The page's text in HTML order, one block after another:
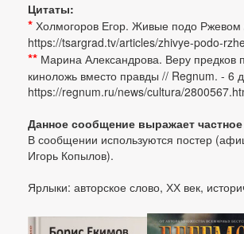
Цитаты:
* Холмогоров Егор. Живые подо
https://tsargrad.tv/articles/zhivye-podo-
** Марина Александрова. Веру
киноложь вместо правды // Regnum. - 6
https://regnum.ru/news/cultura/
Данное сообщение выражает
В сообщении используются постер
Игорь Копылов).
Ярлыки: авторское слово, ХХ век,